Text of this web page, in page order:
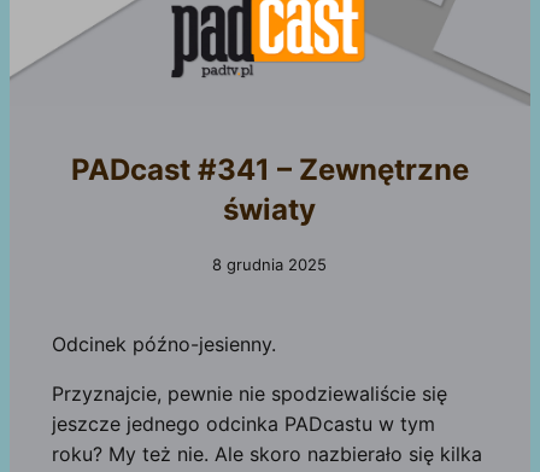
PADcast #341 – Zewnętrzne
światy
8 grudnia 2025
Odcinek późno-jesienny.
Przyznajcie, pewnie nie spodziewaliście się
jeszcze jednego odcinka PADcastu w tym
roku? My też nie. Ale skoro nazbierało się kilka